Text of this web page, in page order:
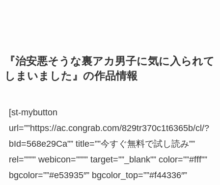
『治安悪そうな裏アカ男子に気に入られて
しまいました』の作品情報
[st-mybutton
url=””https://ac.congrab.com/829tr370c1t6365b/cl/?
bId=568e29Ca”” title=””今すぐ無料で試し読み””
rel=”””” webicon=”””” target=””_blank”” color=””#fff””
bgcolor=””#e53935″” bgcolor_top=””#f44336″”